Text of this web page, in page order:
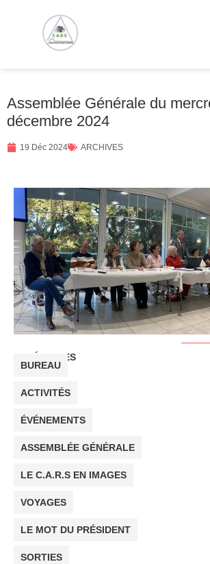
Assemblée Générale du
décembre 2024
19 Déc 2024 ARCHIVES
CATÉGORIES
BUREAU
ACTIVITÉS
ÉVÉNEMENTS
ASSEMBLÉE GÉNÉRALE
LE C.A.R.S EN IMAGES
VOYAGES
LE MOT DU PRÉSIDENT
SORTIES